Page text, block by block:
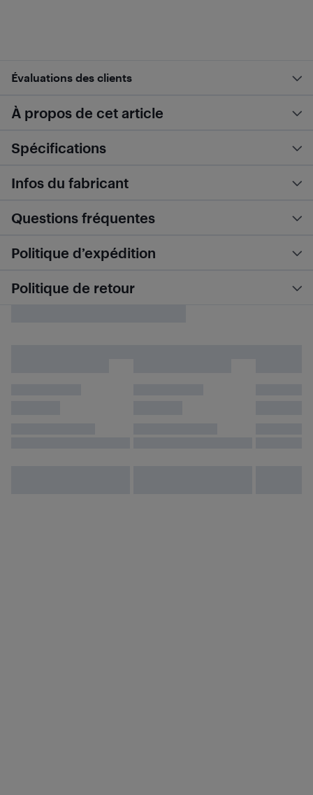
Évaluations des clients
À propos de cet article
Spécifications
Infos du fabricant
Questions fréquentes
Politique d’expédition
Politique de retour